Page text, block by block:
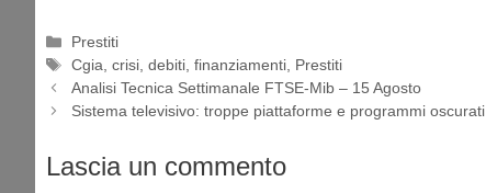
Categorie
Prestiti
Tag
Cgia,crisi,debiti,finanziamenti, Prestiti
Analisi Tecnica Settimanale FTSE-Mib – 15 Agosto
Sistema televisivo: troppe piattaforme e programmi oscurati
Lascia un commento